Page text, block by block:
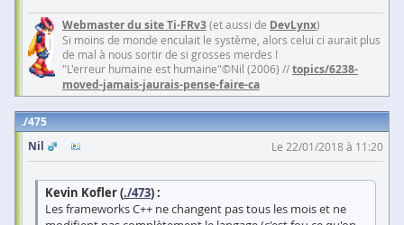
Webmaster du site Ti-FRv3(et aussi de DevLynx)
Si moins de monde enculait le système, alors celui ci aurait plus
de mal à nous sortir de si grosses merdes !
"L'erreur humaine est humaine"©Nil (2006) //topics/6238-
moved-jamais-jaurais-pense-faire-ca
475
Nil
Le 22/01/2018 à 11:20
Kevin Kofler (./473) :
Les frameworks C++ ne changent pas tous les mois et ne